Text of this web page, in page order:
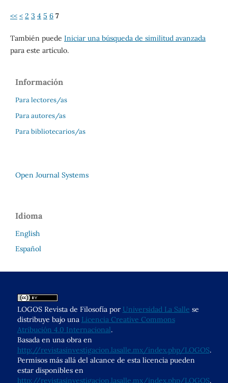
<< < 2 3 4 5 6 7
También puede Iniciar una búsqueda de similitud avanzada
para este artículo.
Información
Para lectores/as
Para autores/as
Para bibliotecarios/as
Open Journal Systems
Idioma
English
Español
LOGOS Revista de Filosofía por Universidad La Salle se
distribuye bajo una Licencia Creative Commons
Atribución 4.0 Internacional.
Basada en una obra en
http://revistasinvestigacion.lasalle.mx/index.php/LOGOS.
Permisos más allá del alcance de esta licencia pueden
estar disponibles en
http://revistasinvestigacion.lasalle.mx/index.php/LOGOS.